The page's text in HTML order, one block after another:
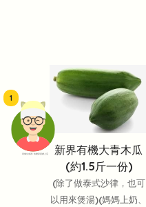
頭像生成器: 快樂家庭網上店
1
新界有機大青木瓜
(約1.5斤一份)
(除了做泰式沙律，也可
以用來煲湯)(媽媽上奶、